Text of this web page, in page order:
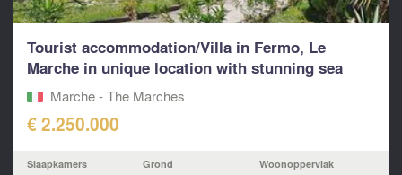
Tourist accommodation/Villa in Fermo, Le
Marche in unique location with stunning sea
viewsMarche - The Marches
€ 2.250.000
Slaapkamers Grond Woonoppervlak